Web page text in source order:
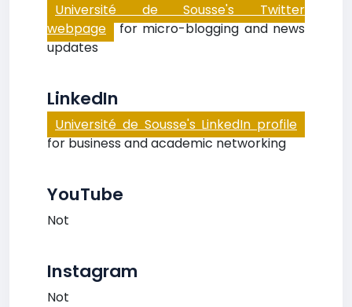
Université de Sousse's Twitter
webpage for micro-blogging and news
updates
LinkedIn
Université de Sousse's LinkedIn profile
for business and academic networking
YouTube
Not
Instagram
Not